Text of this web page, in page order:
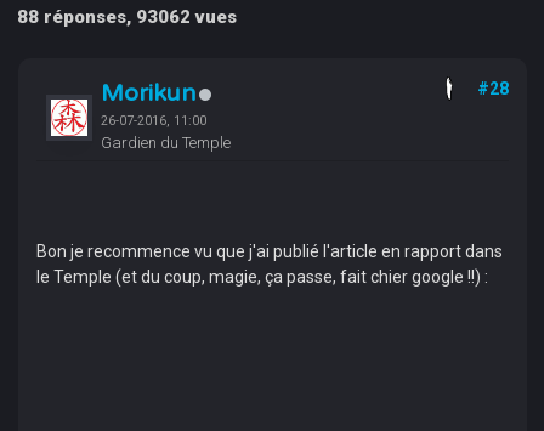
88 réponses, 93062 vues
Morikun
26-07-2016, 11:00
Gardien du Temple
#28
Bon je recommence vu que j'ai publié l'article en rapport dans
le Temple (et du coup, magie, ça passe, fait chier google !!) :